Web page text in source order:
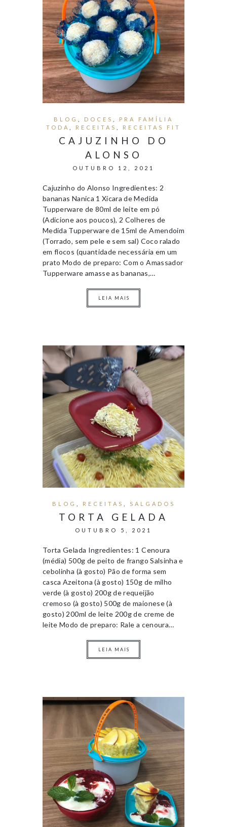
BLOG DOCES
PRA FAMÍLIA
TODA
RECEITAS RECEITAS FIT
CAJUZINHO DO
ALONSO
OUTUBRO 12, 2021
Cajuzinho do Alonso Ingredientes: 2
bananas Nanica 1 Xícara de Medida
Tupperware de 80ml de leite em pó
(Adicione aos poucos), 2 Colheres de
Medida Tupperware de 15ml de Amendoim
(Torrado, sem pele e sem sal) Coco ralado
em flocos (quantidade necessária em um
prato Modo de preparo: Com o Amassador
Tupperware amasse as bananas,…
LEIA MAIS
BLOG RECEITAS SALGADOS
TORTA GELADA
OUTUBRO 5, 2021
Torta Gelada Ingredientes: 1 Cenoura
(média) 500g de peito de frango Salsinha e
cebolinha (à gosto) Pão de forma sem
casca Azeitona (à gosto) 150g de milho
verde (à gosto) 200g de requeijão
cremoso (à gosto) 500g de maionese (à
gosto) 200ml de leite 200g de creme de
leite Modo de preparo: Rale a cenoura…
LEIA MAIS